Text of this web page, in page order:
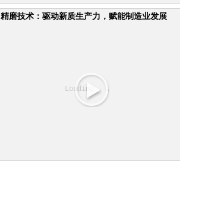
精磨技术：驱动新质生产力，赋能制造业发展